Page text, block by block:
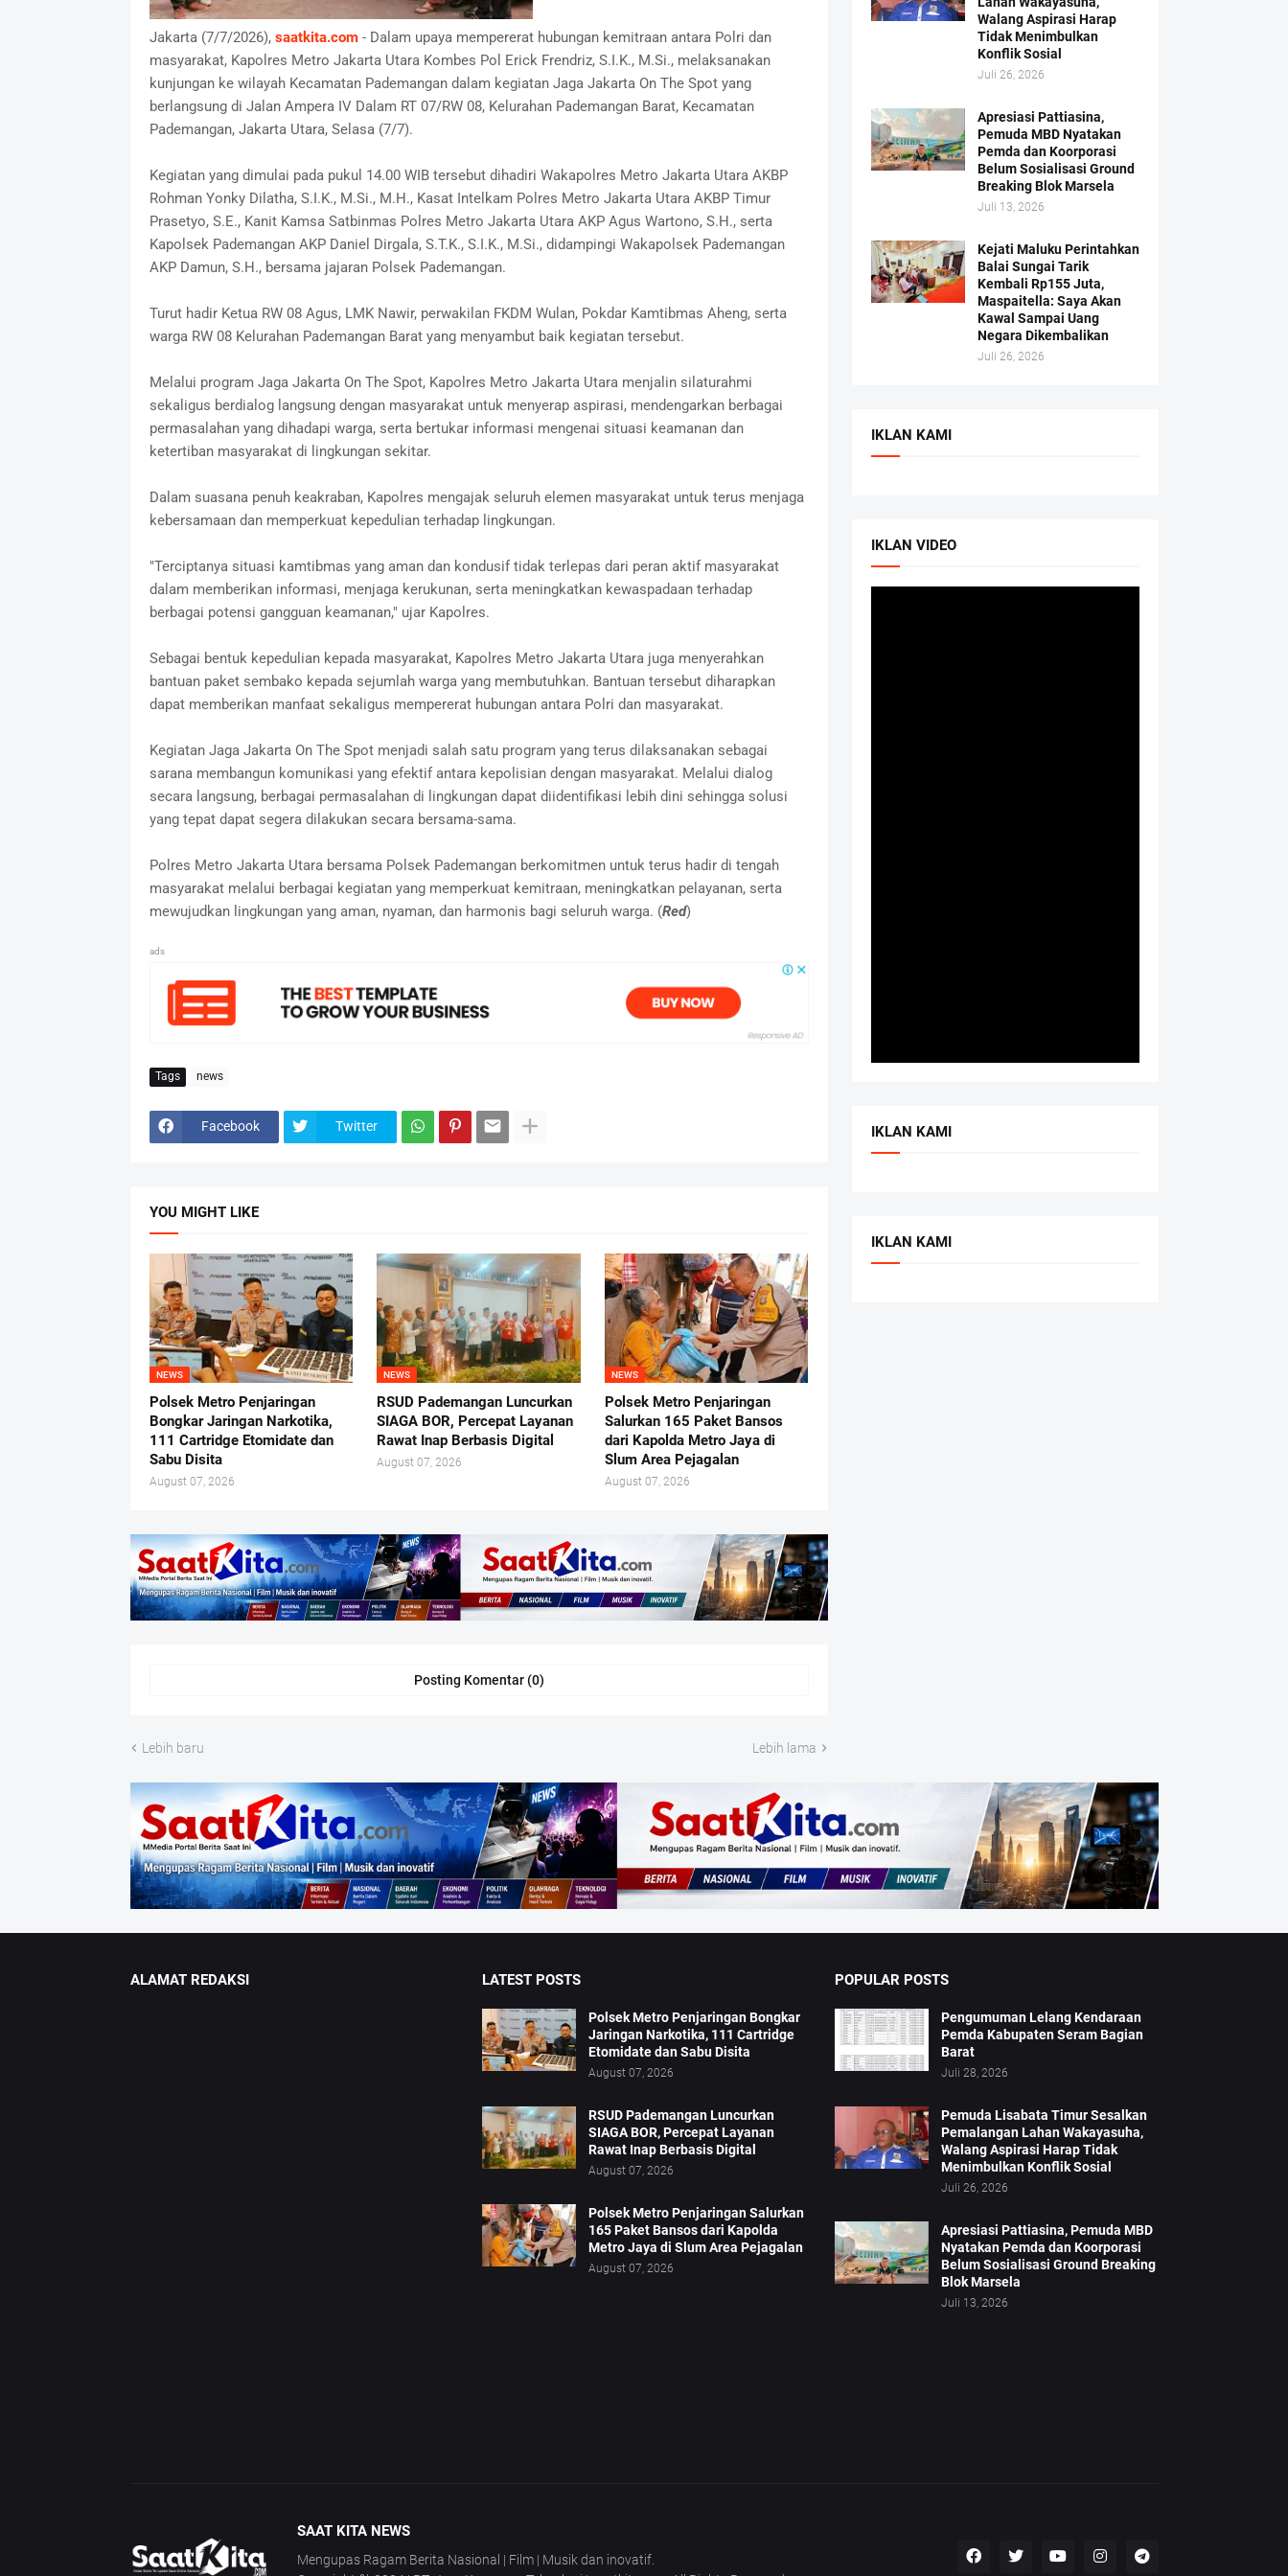
Jakarta (7/7/2026), saatkita.com- Dalam upaya mempererat hubungan kemitraan antara Polri dan
masyarakat, Kapolres Metro Jakarta Utara Kombes Pol Erick Frendriz, S.I.K., M.Si., melaksanakan
kunjungan ke wilayah Kecamatan Pademangan dalam kegiatan Jaga Jakarta On The Spot yang
berlangsung di Jalan Ampera IV Dalam RT 07/RW 08, Kelurahan Pademangan Barat, Kecamatan
Pademangan, Jakarta Utara, Selasa (7/7).
Kegiatan yang dimulai pada pukul 14.00 WIB tersebut dihadiri Wakapolres Metro Jakarta Utara AKBP
Rohman Yonky Dilatha, S.I.K., M.Si., M.H., Kasat Intelkam Polres Metro Jakarta Utara AKBP Timur
Prasetyo, S.E., Kanit Kamsa Satbinmas Polres Metro Jakarta Utara AKP Agus Wartono, S.H., serta
Kapolsek Pademangan AKP Daniel Dirgala, S.T.K., S.I.K., M.Si., didampingi Wakapolsek Pademangan
AKP Damun, S.H., bersama jajaran Polsek Pademangan.
Turut hadir Ketua RW 08 Agus, LMK Nawir, perwakilan FKDM Wulan, Pokdar Kamtibmas Aheng, serta
warga RW 08 Kelurahan Pademangan Barat yang menyambut baik kegiatan tersebut.
Melalui program Jaga Jakarta On The Spot, Kapolres Metro Jakarta Utara menjalin silaturahmi
sekaligus berdialog langsung dengan masyarakat untuk menyerap aspirasi, mendengarkan berbagai
permasalahan yang dihadapi warga, serta bertukar informasi mengenai situasi keamanan dan
ketertiban masyarakat di lingkungan sekitar.
Dalam suasana penuh keakraban, Kapolres mengajak seluruh elemen masyarakat untuk terus menjaga
kebersamaan dan memperkuat kepedulian terhadap lingkungan.
"Terciptanya situasi kamtibmas yang aman dan kondusif tidak terlepas dari peran aktif masyarakat
dalam memberikan informasi, menjaga kerukunan, serta meningkatkan kewaspadaan terhadap
berbagai potensi gangguan keamanan," ujar Kapolres.
Sebagai bentuk kepedulian kepada masyarakat, Kapolres Metro Jakarta Utara juga menyerahkan
bantuan paket sembako kepada sejumlah warga yang membutuhkan. Bantuan tersebut diharapkan
dapat memberikan manfaat sekaligus mempererat hubungan antara Polri dan masyarakat.
Kegiatan Jaga Jakarta On The Spot menjadi salah satu program yang terus dilaksanakan sebagai
sarana membangun komunikasi yang efektif antara kepolisian dengan masyarakat. Melalui dialog
secara langsung, berbagai permasalahan di lingkungan dapat diidentifikasi lebih dini sehingga solusi
yang tepat dapat segera dilakukan secara bersama-sama.
Polres Metro Jakarta Utara bersama Polsek Pademangan berkomitmen untuk terus hadir di tengah
masyarakat melalui berbagai kegiatan yang memperkuat kemitraan, meningkatkan pelayanan, serta
mewujudkan lingkungan yang aman, nyaman, dan harmonis bagi seluruh warga. (Red)
ads
Tags news
Facebook Twitter
YOU MIGHT LIKE
NEWS
Polsek Metro Penjaringan
Bongkar Jaringan Narkotika,
111 Cartridge Etomidate dan
Sabu Disita
August 07, 2026
NEWS
RSUD Pademangan Luncurkan
SIAGA BOR, Percepat Layanan
Rawat Inap Berbasis Digital
August 07, 2026
NEWS
Polsek Metro Penjaringan
Salurkan 165 Paket Bansos
dari Kapolda Metro Jaya di
Slum Area Pejagalan
August 07, 2026
Posting Komentar (0)
Lebih baru Lebih lama
Walang Aspirasi Harap
Tidak Menimbulkan
Konflik Sosial
Juli 26, 2026
Apresiasi Pattiasina,
Pemuda MBD Nyatakan
Pemda dan Koorporasi
Belum Sosialisasi Ground
Breaking Blok Marsela
Juli 13, 2026
Kejati Maluku Perintahkan
Balai Sungai Tarik
Kembali Rp155 Juta,
Maspaitella: Saya Akan
Kawal Sampai Uang
Negara Dikembalikan
Juli 26, 2026
IKLAN KAMI
IKLAN VIDEO
IKLAN KAMI
IKLAN KAMI
ALAMAT REDAKSI LATEST POSTS
Polsek Metro Penjaringan Bongkar
Jaringan Narkotika, 111 Cartridge
Etomidate dan Sabu Disita
August 07, 2026
RSUD Pademangan Luncurkan
SIAGA BOR, Percepat Layanan
Rawat Inap Berbasis Digital
August 07, 2026
Polsek Metro Penjaringan Salurkan
165 Paket Bansos dari Kapolda
Metro Jaya di Slum Area Pejagalan
August 07, 2026
POPULAR POSTS
Pengumuman Lelang Kendaraan
Pemda Kabupaten Seram Bagian
Barat
Juli 28, 2026
Pemuda Lisabata Timur Sesalkan
Pemalangan Lahan Wakayasuha,
Walang Aspirasi Harap Tidak
Menimbulkan Konflik Sosial
Juli 26, 2026
Apresiasi Pattiasina, Pemuda MBD
Nyatakan Pemda dan Koorporasi
Belum Sosialisasi Ground Breaking
Blok Marsela
Juli 13, 2026
SAAT KITA NEWS
Mengupas Ragam Berita Nasional | Film | Musik dan inovatif.